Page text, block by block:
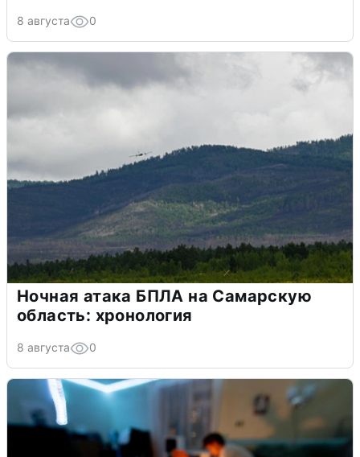
8 августа 0
Ночная атака БПЛА на Самарскую
область: хронология
8 августа 0